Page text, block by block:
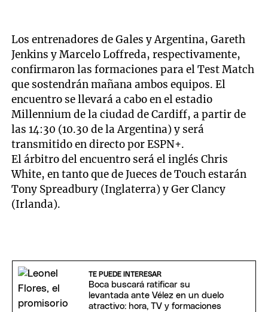
Los entrenadores de Gales y Argentina, Gareth
Jenkins y Marcelo Loffreda, respectivamente,
confirmaron las formaciones para el Test Match
que sostendrán mañana ambos equipos. El
encuentro se llevará a cabo en el estadio
Millennium de la ciudad de Cardiff, a partir de
las 14:30 (10.30 de la Argentina) y será
transmitido en directo por ESPN+.
El árbitro del encuentro será el inglés Chris
White, en tanto que de Jueces de Touch estarán
Tony Spreadbury (Inglaterra) y Ger Clancy
(Irlanda).
TE PUEDE INTERESAR
Boca buscará ratificar su
levantada ante Vélez en un duelo
atractivo: hora, TV y formaciones